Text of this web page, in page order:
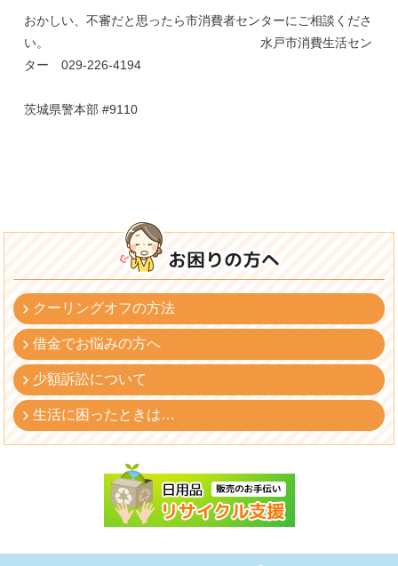
おかしい、不審だと思ったら市消費者センターにご相談くださ
い。 水戸市消費生活セン
ター 029-226-4194
茨城県警本部 #9110
クーリングオフの方法
借金でお悩みの方へ
少額訴訟について
生活に困ったときは…